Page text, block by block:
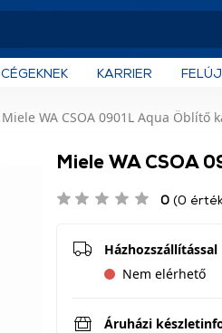
CÉGEKNEK KARRIER
Miele WA CSOA 0901L Aqua Öblítő
Miele WA CSOA
0 (0
Házhozszállítással
Nem elérhető
Áruházi